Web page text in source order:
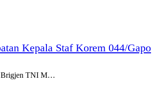
Kepala Staf Korem 044/Gapo
Brigjen TNI M…